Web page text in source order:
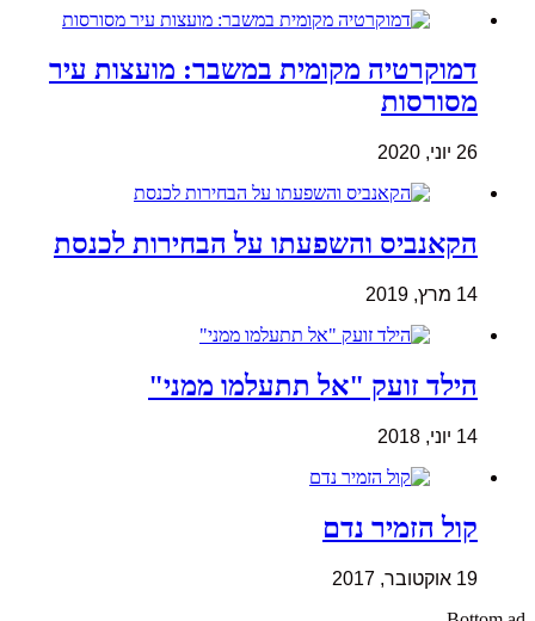
דמוקרטיה מקומית במשבר: מועצות עיר
מסורסות
26 יוני, 2020
הקאנביס והשפעתו על הבחירות לכנסת
14 מרץ, 2019
הילד זועק "אל תתעלמו ממני"
14 יוני, 2018
קול הזמיר נדם
19 אוקטובר, 2017